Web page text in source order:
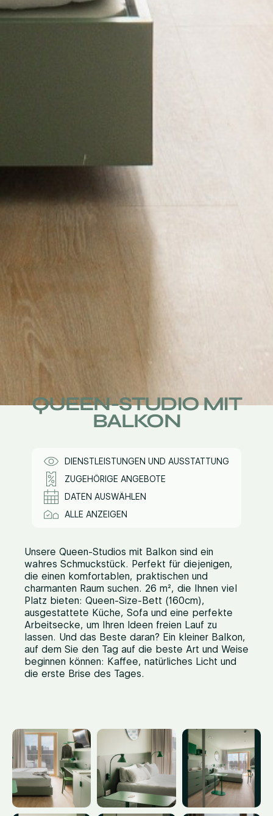
QUEEN-STUDIO MIT
BALKON
DIENSTLEISTUNGEN UND AUSSTATTUNG
ZUGEHÖRIGE ANGEBOTE
DATEN AUSWÄHLEN
ALLE ANZEIGEN
Unsere Queen-Studios mit Balkon sind ein
wahres Schmuckstück. Perfekt für diejenigen,
die einen komfortablen, praktischen und
charmanten Raum suchen. 26 m², die Ihnen viel
Platz bieten: Queen-Size-Bett (160cm),
ausgestattete Küche, Sofa und eine perfekte
Arbeitsecke, um Ihren Ideen freien Lauf zu
lassen. Und das Beste daran? Ein kleiner Balkon,
auf dem Sie den Tag auf die beste Art und Weise
beginnen können: Kaffee, natürliches Licht und
die erste Brise des Tages.